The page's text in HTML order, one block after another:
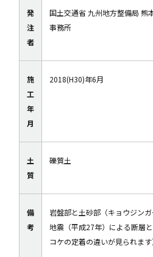
発
注
者
国土交通省 九州地方整備局 熊
事務所
施
工
年
月
2018(H30)年6月
土
質
礫質土
備
考
岩盤部と土砂部（キョウジン
地震（平成27年）による断層
コケの定着の違いが見られます